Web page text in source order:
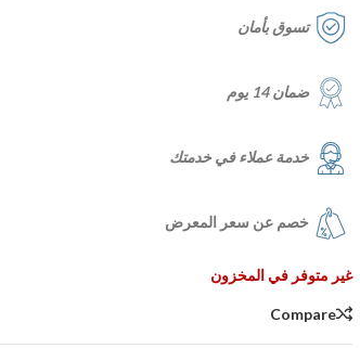
تسوق بأمان
ضمان 14 يوم
خدمة عملاء في خدمتك
خصم عن سعر المعرض
غير متوفر في المخزون
Compare